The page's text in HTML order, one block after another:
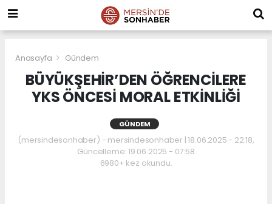
Anasayfa Gündem
BÜYÜKŞEHİR’DEN ÖĞRENCİLERE
YKS ÖNCESİ MORAL ETKİNLİĞİ
GÜNDEM
(mersindesonhaber) - mersindesonhaber | 18.06.2025 - 22:18,
Güncelleme: 19.06.2025 - 07:58
6980+ kez okundu.